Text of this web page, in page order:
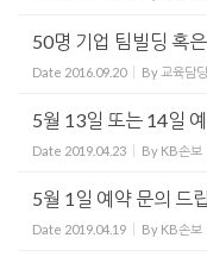
50명 기업 팀빌딩 혹
Date 2016.09.20 By 교육담
5월 13일 또는 14일
Date 2019.04.23 By KB손보
5월 1일 예약 문의 드
Date 2019.04.19 By KB손보